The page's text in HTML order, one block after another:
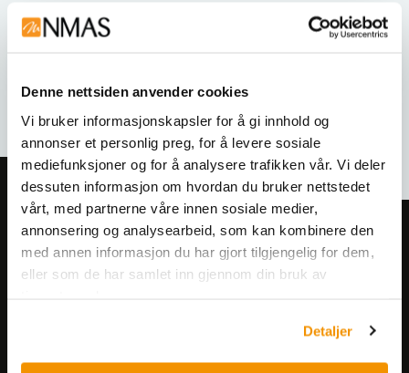
Denne nettsiden anvender cookies
Vi bruker informasjonskapsler for å gi innhold og
annonser et personlig preg, for å levere sosiale
mediefunksjoner og for å analysere trafikken vår. Vi deler
dessuten informasjon om hvordan du bruker nettstedet
vårt, med partnerne våre innen sosiale medier,
annonsering og analysearbeid, som kan kombinere den
med annen informasjon du har gjort tilgjengelig for dem,
eller som de har samlet inn gjennom din bruk av
Detaljer
Meld deg på vårt nyhetsbrev!
Få informasjon om produkter,